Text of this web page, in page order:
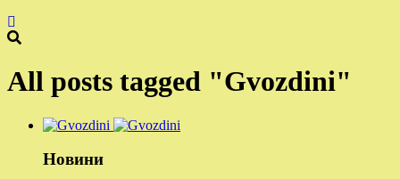
All posts tagged "Gvozdini"
Новини